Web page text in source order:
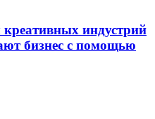
индустрий
бизнес с помощью